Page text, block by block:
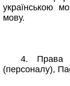
українською
мову.
4. Права та
(персоналу),